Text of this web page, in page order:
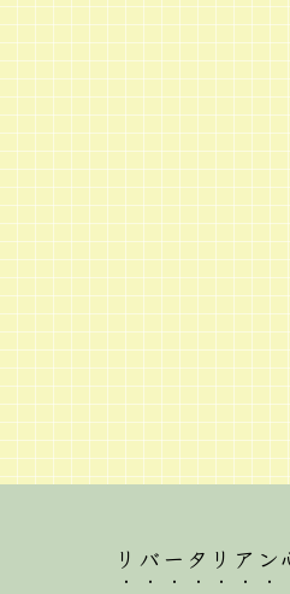
リバータリア